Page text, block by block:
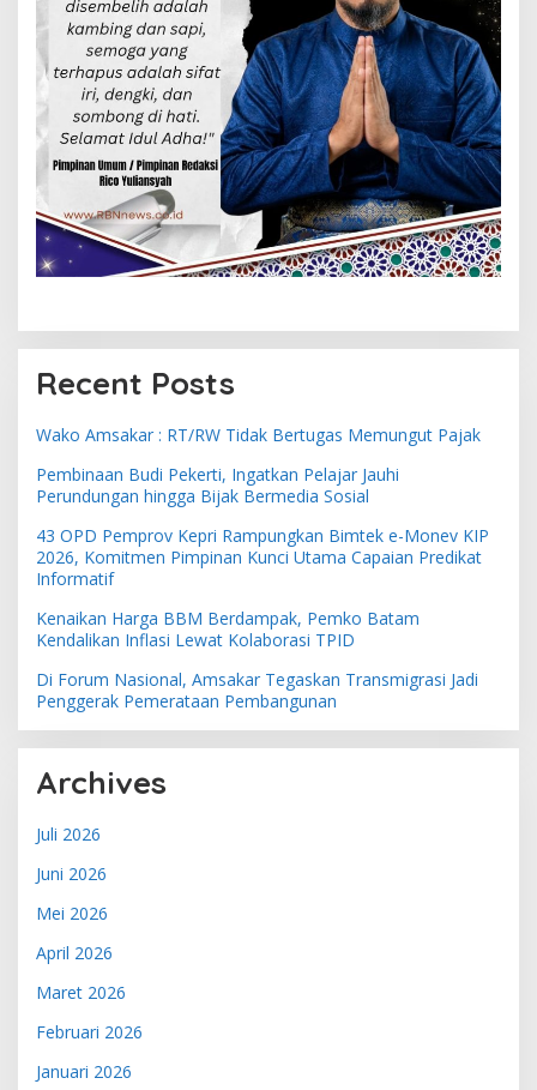
Recent Posts
Wako Amsakar : RT/RW Tidak Bertugas Memungut Pajak
Pembinaan Budi Pekerti, Ingatkan Pelajar Jauhi
Perundungan hingga Bijak Bermedia Sosial
43 OPD Pemprov Kepri Rampungkan Bimtek e-Monev KIP
2026, Komitmen Pimpinan Kunci Utama Capaian Predikat
Informatif
Kenaikan Harga BBM Berdampak, Pemko Batam
Kendalikan Inflasi Lewat Kolaborasi TPID
Di Forum Nasional, Amsakar Tegaskan Transmigrasi Jadi
Penggerak Pemerataan Pembangunan
Archives
Juli 2026
Juni 2026
Mei 2026
April 2026
Maret 2026
Februari 2026
Januari 2026